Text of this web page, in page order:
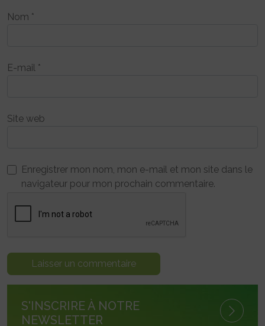
Nom *
E-mail *
Site web
Enregistrer mon nom, mon e-mail et mon site dans le
navigateur pour mon prochain commentaire.
S'INSCRIRE À NOTRE
NEWSLETTER